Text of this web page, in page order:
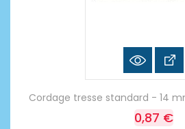
Cordage tresse standard - 14
0,87 €